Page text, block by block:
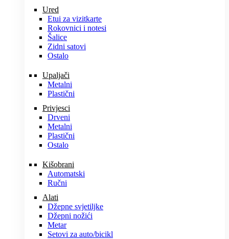
Ured
Etui za vizitkarte
Rokovnici i notesi
Šalice
Zidni satovi
Ostalo
Upaljači
Metalni
Plastični
Privjesci
Drveni
Metalni
Plastični
Ostalo
Kišobrani
Automatski
Ručni
Alati
Džepne svjetiljke
Džepni nožići
Metar
Setovi za auto/bicikl